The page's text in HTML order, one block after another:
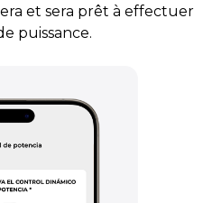
et sera prêt à effectuer
puissance.